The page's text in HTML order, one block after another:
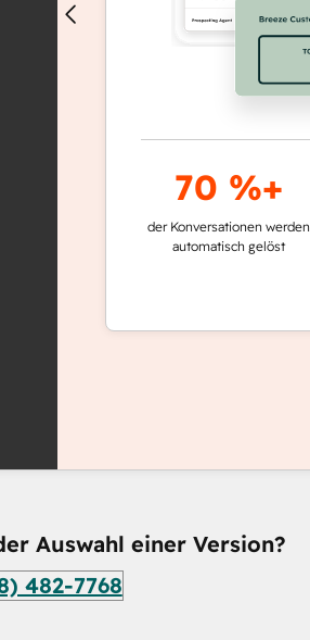
70 %+
der Konversationen werden
automatisch gelöst
Auswahl einer Version?
482-7768